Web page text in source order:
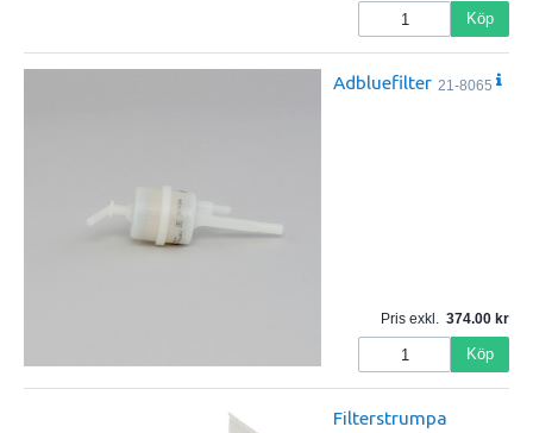
Köp
Adbluefilter 21-8065
Pris exkl. 374.00
Köp
Filterstrumpa